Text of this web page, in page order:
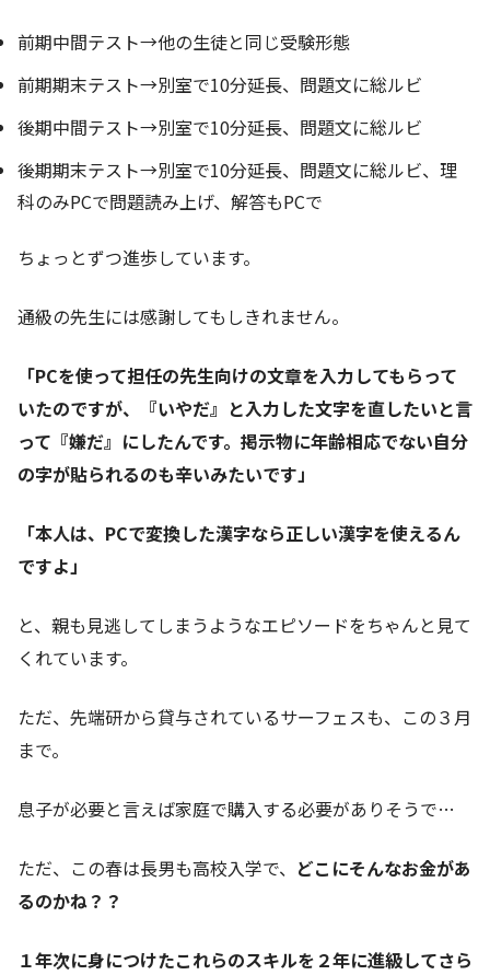
前期中間テスト→他の生徒と同じ受験形態
前期期末テスト→別室で10分延長、問題文に総ルビ
後期中間テスト→別室で10分延長、問題文に総ルビ
後期期末テスト→別室で10分延長、問題文に総ルビ、理
科のみPCで問題読み上げ、解答もPCで
ちょっとずつ進歩しています。
通級の先生には感謝してもしきれません。
「PCを使って担任の先生向けの文章を入力してもらって
いたのですが、『いやだ』と入力した文字を直したいと言
って『嫌だ』にしたんです。掲示物に年齢相応でない自分
の字が貼られるのも辛いみたいです」
「本人は、PCで変換した漢字なら正しい漢字を使えるん
ですよ」
と、親も見逃してしまうようなエピソードをちゃんと見て
くれています。
ただ、先端研から貸与されているサーフェスも、この３月
まで。
息子が必要と言えば家庭で購入する必要がありそうで…
ただ、この春は長男も高校入学で、 どこにそんなお金があ
るのかね？？
１年次に身につけたこれらのスキルを２年に進級してさら